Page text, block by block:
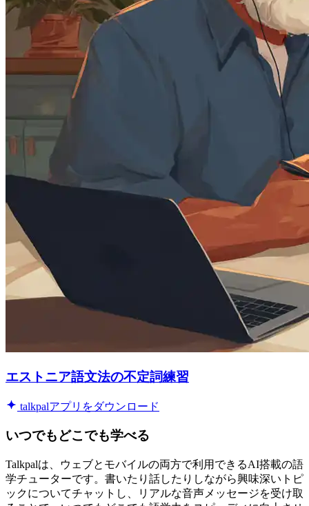
エストニア語文法の不定詞練習
talkpalアプリをダウンロード
いつでもどこでも学べる
Talkpalは、ウェブとモバイルの両方で利用できるAI搭載の語
学チューターです。書いたり話したりしながら興味深いトピ
ックについてチャットし、リアルな音声メッセージを受け取